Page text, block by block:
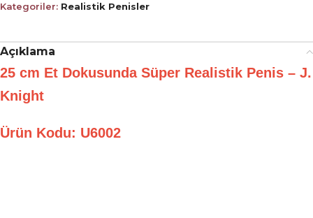
Kategoriler: Realistik Penisler
Açıklama
25 cm Et Dokusunda Süper Realistik Penis – J.
Knight
Ürün Kodu: U6002